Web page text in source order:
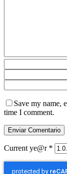
Save my name,
time I comment.
Current ye@r *